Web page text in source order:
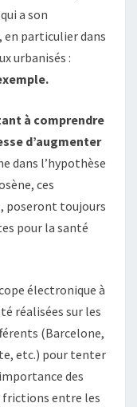
a son
particulier dans
urbanisés :
à comprendre
d’augmenter
dans l’hypothèse
ces
poseront toujours
pour la santé
électronique à
réalisées sur les
(Barcelone,
etc.) pour tenter
des
frictions entre les